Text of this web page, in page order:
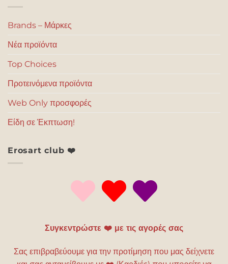
Brands – Μάρκες
Νέα προϊόντα
Top Choices
Προτεινόμενα προϊόντα
Web Only προσφορές
Είδη σε Έκπτωση!
Erosart club ❤️
Συγκεντρώστε ❤️ με τις αγορές σας
Σας επιβραβεύουμε για την προτίμηση που μας δείχνετε